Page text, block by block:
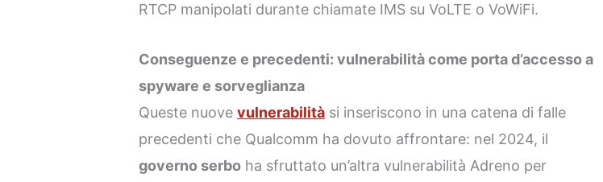
RTCP manipolati durante chiamate IMS su VoLTE o VoWiFi.
Conseguenze e precedenti: vulnerabilità come porta d’accesso a
spyware e sorveglianza
Queste nuovevulnerabilità si inseriscono in una catena di falle
precedenti che Qualcomm ha dovuto affrontare: nel 2024, il
governo serbo ha sfruttato un’altra vulnerabilità Adreno per